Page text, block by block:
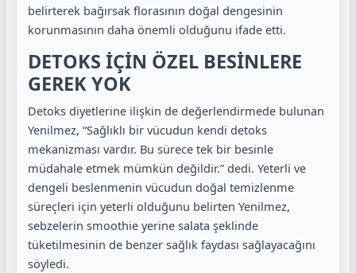
belirterek bağırsak florasının doğal dengesinin
korunmasının daha önemli olduğunu ifade etti.
DETOKS İÇİN ÖZEL BESİNLERE
GEREK YOK
Detoks diyetlerine ilişkin de değerlendirmede bulunan
Yenilmez, “Sağlıklı bir vücudun kendi detoks
mekanizması vardır. Bu sürece tek bir besinle
müdahale etmek mümkün değildir.” dedi. Yeterli ve
dengeli beslenmenin vücudun doğal temizlenme
süreçleri için yeterli olduğunu belirten Yenilmez,
sebzelerin smoothie yerine salata şeklinde
tüketilmesinin de benzer sağlık faydası sağlayacağını
söyledi.